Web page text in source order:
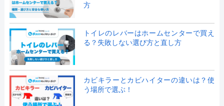
方
トイレのレバーはホームセンターで買え
る？失敗しない選び方と直し方
カビキラーとカビハイターの違いは？使
う場所で選ぶ！